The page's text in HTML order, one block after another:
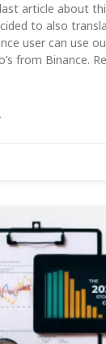
article about
to also
user can use
from Binance.